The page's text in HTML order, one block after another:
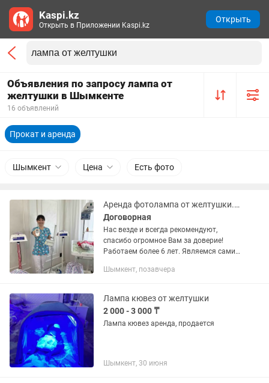
Объявления по запросу лампа от
желтушки в Шымкенте
16 объявлений
Прокат и аренда
Шымкент Цена Есть фото
Аренда фотолампа от желтушки. Прокат фото лампы. Билирубин. Тест. Билитест.
Договорная
Нас везде и всегда рекомендуют,
спасибо огромное Вам за доверие!
Работаем более 6 лет. Являемся сами
образованием! Аренда Кювез люлька
Шымкент, позавчера
Лампа кювез от желтушки
2 000 - 3 000 ₸
Лампа кювез аренда, продается
Шымкент, 30 июня
Kaspi.kz
Открыть в Приложении Kaspi.kz
Открыть